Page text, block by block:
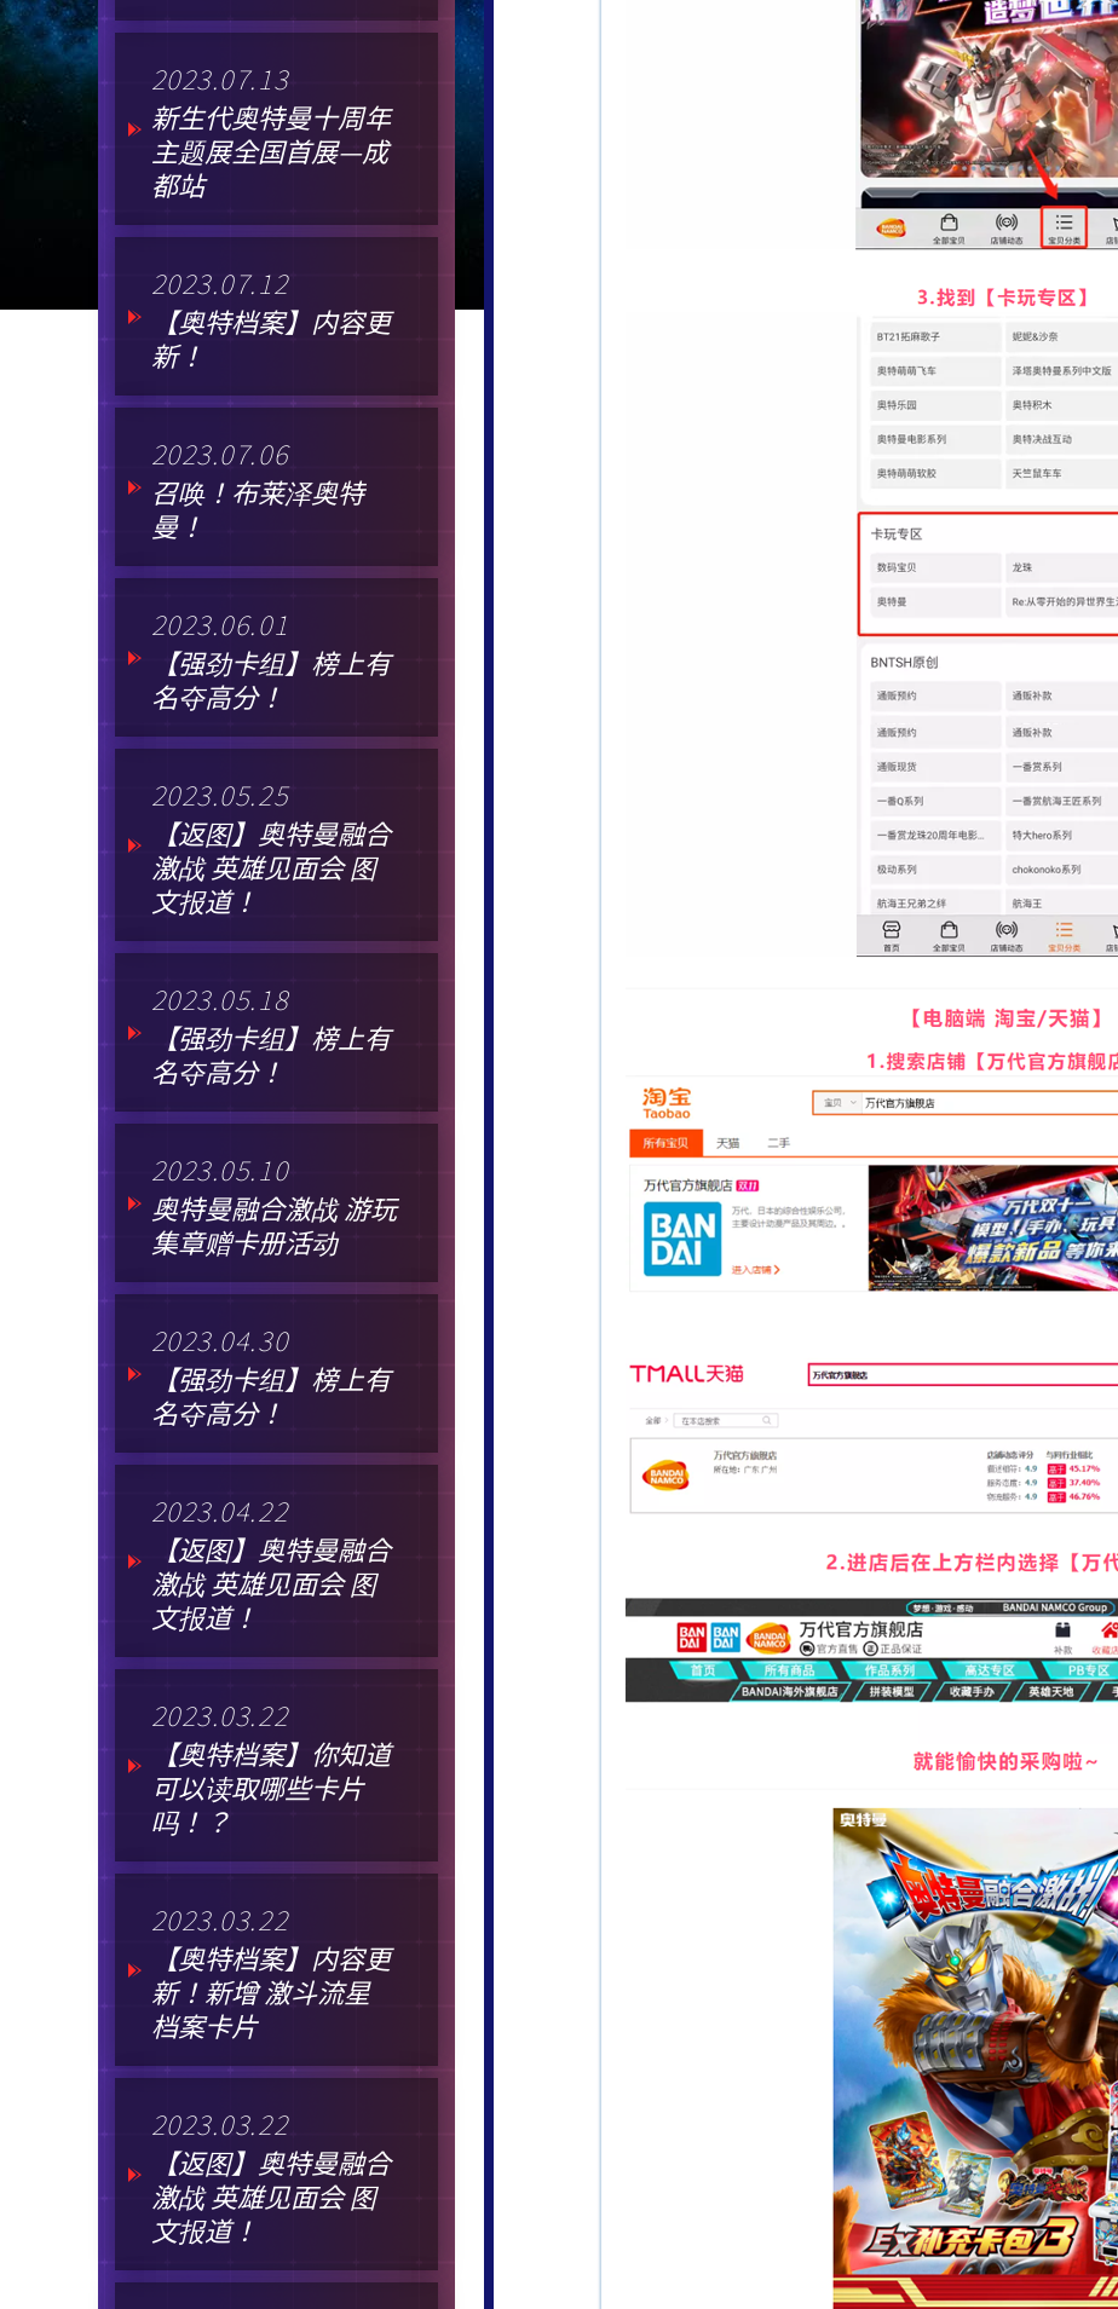
2023.07.13
新生代奥特曼十周年
主题展全国首展—成
都站
2023.07.12
【奥特档案】内容更
新！
2023.07.06
召唤！布莱泽奥特
曼！
2023.06.01
【强劲卡组】榜上有
名夺高分！
2023.05.25
【返图】奥特曼融合
激战 英雄见面会 图
文报道！
2023.05.18
【强劲卡组】榜上有
名夺高分！
2023.05.10
奥特曼融合激战 游玩
集章赠卡册活动
2023.04.30
【强劲卡组】榜上有
名夺高分！
2023.04.22
【返图】奥特曼融合
激战 英雄见面会 图
文报道！
2023.03.22
【奥特档案】你知道
可以读取哪些卡片
吗！？
2023.03.22
【奥特档案】内容更
新！新增 激斗流星
档案卡片
2023.03.22
【返图】奥特曼融合
激战 英雄见面会 图
文报道！